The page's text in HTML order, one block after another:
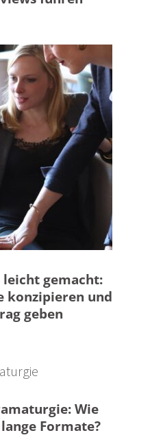
gemacht:
konzipieren und
geben
Wie
Formate?